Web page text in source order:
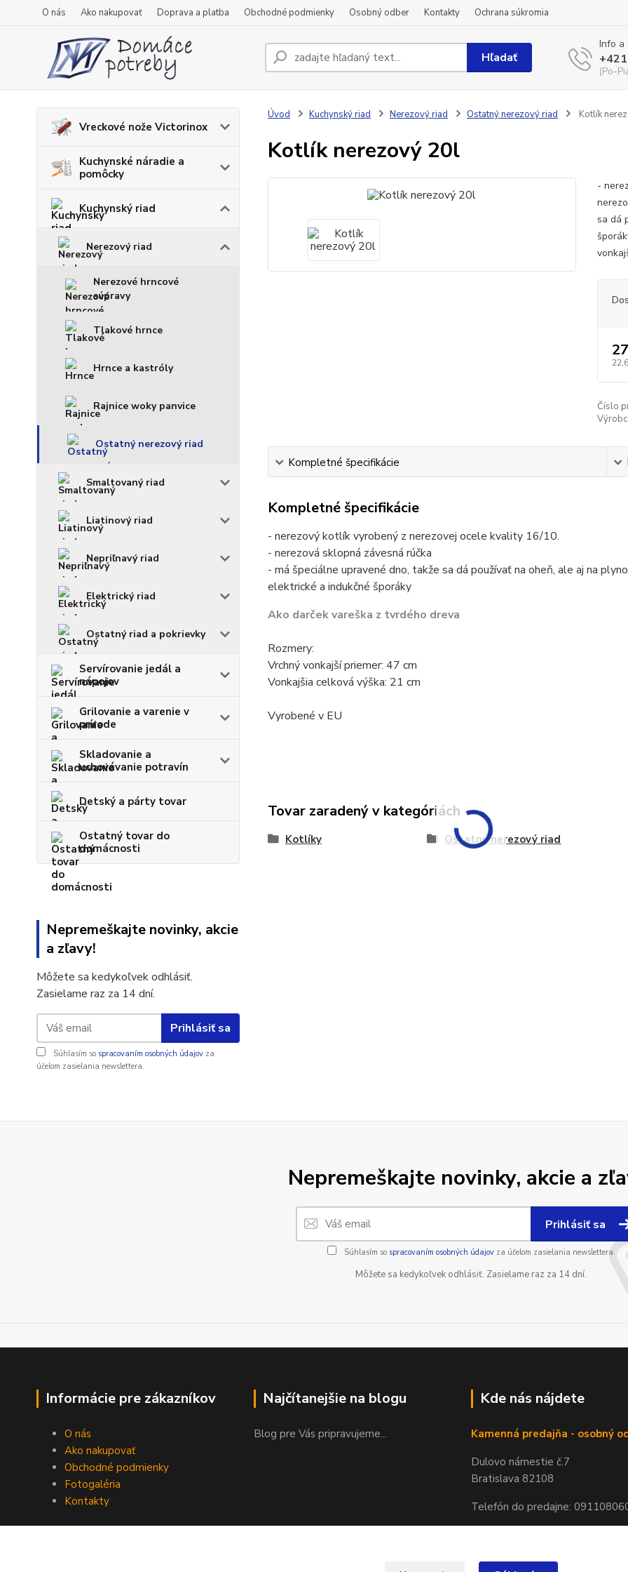
O nás Ako nakupovať Doprava a platba Obchodné podmienky Osobný odber Kontakty Ochrana súkromia
Hľadať
Info a
(Po-
Vreckové nože Victorinox
Kuchynské náradie a
pomôcky
Kuchynský riad
Nerezový riad
Nerezové hrncové
súpravy
Tlakové hrnce
Hrnce a kastróly
Rajnice woky panvice
Ostatný nerezový riad
Smaltovaný riad
Liatinový riad
Nepriľnavý riad
Elektrický riad
Ostatný riad a pokrievky
Servírovanie jedál a
nápojov
Grilovanie a varenie v
prírode
Skladovanie a
uchovávanie potravín
Detský a párty tovar
Ostatný tovar do
domácnosti
Nepremeškajte novinky, akcie
a zľavy!
Môžete sa kedykoľvek odhlásiť.
Zasielame raz za 14 dní.
Prihlásiť sa
Súhlasím so spracovaním osobných údajov za
účelom zasielania newslettera.
Úvod Kuchynský riad Nerezový riad Ostatný nerezový riad Kotlík
Kotlík nerezový 20l
-
sa dá
Číslo
Kompletné špecifikácie
Kompletné špecifikácie
- nerezový kotlík vyrobený z nerezovej ocele kvality 16/10.
- nerezová sklopná závesná rúčka
- má špeciálne upravené dno, takže sa dá používať na oheň, ale aj na
elektrické a indukčné šporáky
Ako darček vareška z tvrdého dreva
Rozmery:
Vrchný vonkajší priemer: 47 cm
Vonkajšia celková výška: 21 cm
Vyrobené v EU
Tovar zaradený v kategóriách
Kotlíky Ostatný nerezový riad
Nepremeškajte novinky, akcie a
Prihlásiť sa
Súhlasím so spracovaním osobných údajovza účelom zasielania newslettera.
Môžete sa kedykoľvek odhlásiť. Zasielame raz za 14 dní.
Informácie pre zákazníkov
O nás
Ako nakupovať
Obchodné podmienky
Fotogaléria
Kontakty
Najčítanejšie na blogu
Blog pre Vás pripravujeme...
Kde nás nájdete
Kamenná predajňa - osobný
Dulovo námestie č.7
Bratislava 82108
Telefón do predajne: